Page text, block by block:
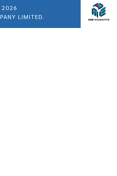
2026
LIMITED.